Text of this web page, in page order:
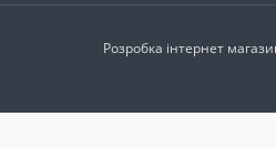
Розробка інтернет